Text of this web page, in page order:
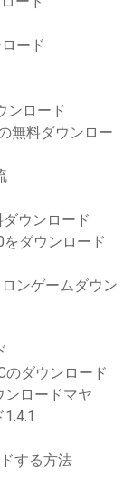
ード
ンロード
無料ダウンロー
ウンロード
ダウンロード
ンゲームダウン
のダウンロード
ンロードマヤ
する方法